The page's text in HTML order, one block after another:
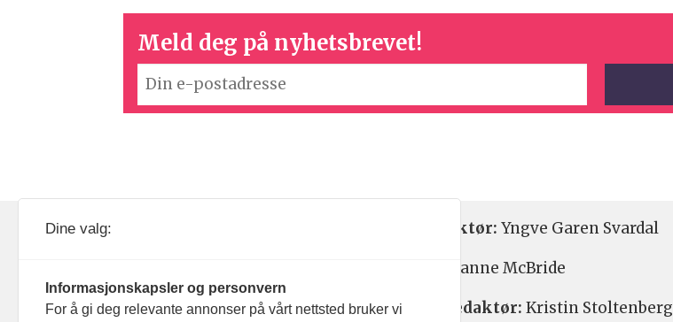
Meld deg på nyhetsbrevet!
093 182
Nyhetsredaktør: Yngve Garen Svardal
Hanne McBride
Ansvarlig redaktør: Kristin Stoltenberg
Dine valg:
Informasjonskapsler og personvern
For å gi deg relevante annonser på vårt nettsted bruker vi